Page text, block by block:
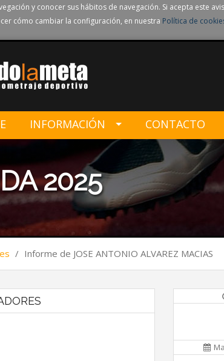
y conocer sus hábitos de navegación. Si acepta este
cómo cambiar la configuración, en nuestra Política de
INFORMACIÓN CONTACTO
2025
/ Informe de JOSE ANTONIO ALVAREZ MACIAS